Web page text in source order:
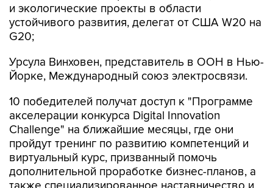
и экологические проекты в области
устойчивого развития, делегат от США W20 на
G20;
Урсула Винховен, представитель в ООН в Нью-
Йорке, Международный союз электросвязи.
10 победителей получат доступ к "Программе
акселерации конкурса Digital Innovation
Challenge" на ближайшие месяцы, где они
пройдут тренинг по развитию компетенций и
виртуальный курс, призванный помочь
дополнительной проработке бизнес-планов, а